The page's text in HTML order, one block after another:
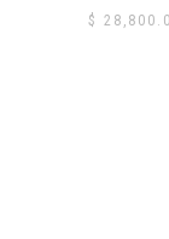
$